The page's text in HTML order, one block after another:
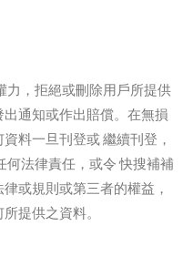
力，拒絕或刪除用戶所提供
通知或作出賠償。在無損
料一旦刊登或 繼續刊登，
何法律責任，或令 快搜補補
或規則或第三者的權益，
提供之資料。